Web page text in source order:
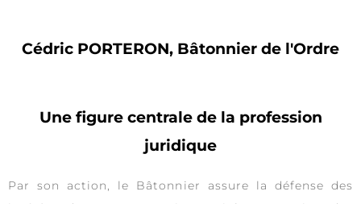
Cédric PORTERON, Bâtonnier de l'Ordre
Une figure centrale de la profession
juridique
Par son action, le Bâtonnier assure la défense des